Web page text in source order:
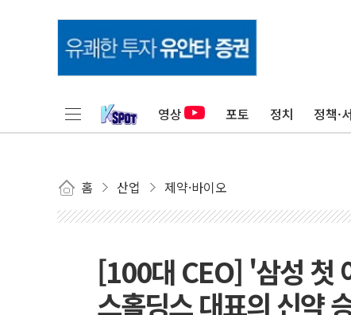
영상 포토 정치 정책·
홈 산업 제약·바이오
[100대 CEO] '삼성 첫
스홀딩스 대표의 신약